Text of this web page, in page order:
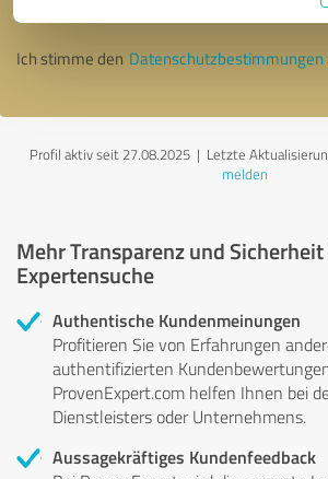
Ich stimme den Datenschutzbestimmungen
Profil aktiv seit 27.08.2025 | Letzte
melden
Mehr Transparenz und
Expertensuche
Authentische Kundenmeinungen
Profitieren Sie von Erfahrungen
authentifizierten
ProvenExpert.com helfen Ihnen bei
Dienstleisters oder Unternehmens.
Aussagekräftiges Kundenfeedback